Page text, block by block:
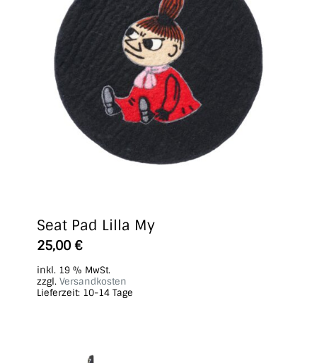
Seat Pad Lilla My
25,00 €
inkl. 19 % MwSt.
zzgl. Versandkosten
Lieferzeit: 10-14 Tage